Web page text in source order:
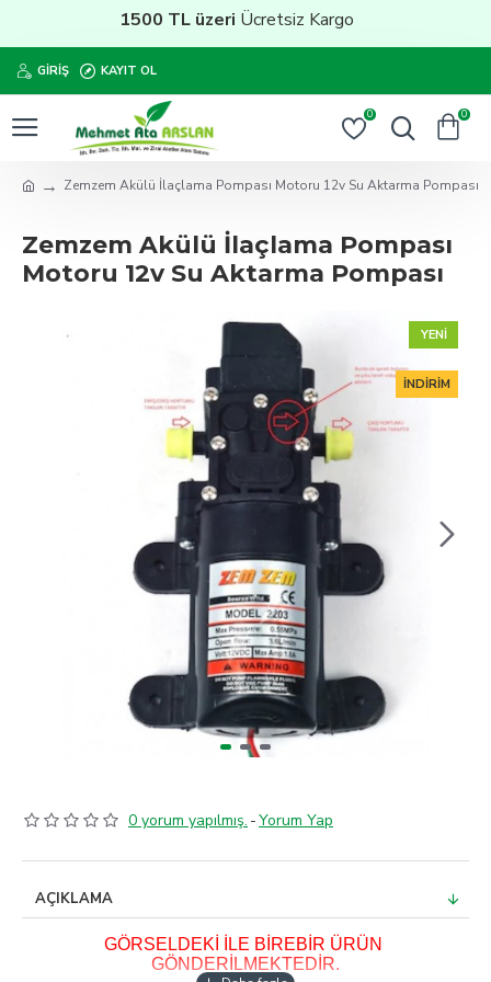
1500 TL üzeriÜcretsiz Kargo
GIRIŞ KAYIT OL
0 0
Zemzem Akülü İlaçlama Pompası Motoru 12v Su Aktarma Pompası
Zemzem Akülü İlaçlama Pompası
Motoru 12v Su Aktarma Pompası
YENI
İNDIRIM
0 yorum yapılmış. -Yorum Yap
AÇIKLAMA
GÖRSELDEKİ İLE BİREBİR ÜRÜN
GÖNDERİLMEKTEDİR.